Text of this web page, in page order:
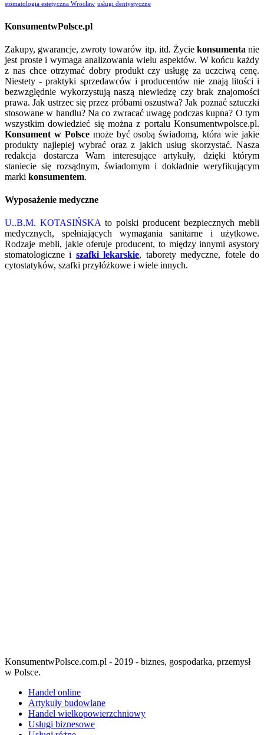
stomatologia estetyczna Wrocław usługi dentystyczne
KonsumentwPolsce.pl
Zakupy, gwarancje, zwroty towarów itp. itd. Życie konsumenta nie
jest proste i wymaga analizowania wielu aspektów. W końcu każdy
z nas chce otrzymać dobry produkt czy usługę za uczciwą cenę.
Niestety - praktyki sprzedawców i producentów nie znają litości i
bezwzględnie wykorzystują naszą niewiedzę czy brak znajomości
prawa. Jak ustrzec się przez próbami oszustwa? Jak poznać sztuczki
stosowane w handlu? Na co zwracać uwagę podczas kupna? O tym
wszystkim dowiedzieć się można z portalu Konsumentwpolsce.pl.
Konsument w Polscemoże być osobą świadomą, która wie jakie
produkty najlepiej wybrać oraz z jakich usług skorzystać. Nasza
redakcja dostarcza Wam interesujące artykuły, dzięki którym
staniecie się rozsądnym, świadomym i dokładnie weryfikującym
marki konsumentem.
Wyposażenie medyczne
U..B.M. KOTASIŃSKA to polski producent bezpiecznych mebli
medycznych, spełniających wymagania sanitarne i użytkowe.
Rodzaje mebli, jakie oferuje producent, to między innymi asystory
stomatologiczne i szafki lekarskie, taborety medyczne, fotele do
cytostatyków, szafki przyłóżkowe i wiele innych.
KonsumentwPolsce.com.pl - 2019 - biznes, gospodarka, przemysł
w Polsce.
Handel online
Artykuły budowlane
Handel wielkopowierzchniowy
Usługi biznesowe